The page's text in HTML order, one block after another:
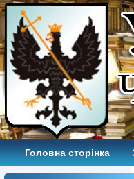
Головна сторінка